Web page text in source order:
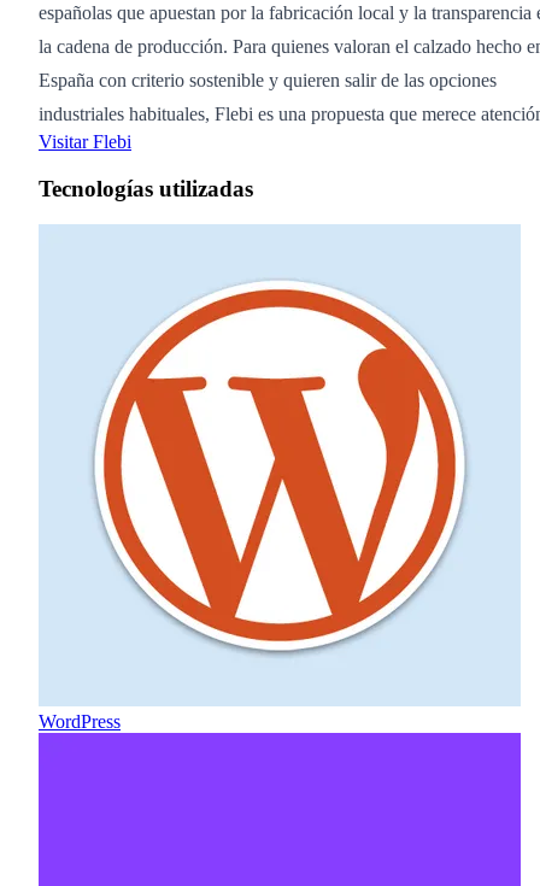
españolas que apuestan por la fabricación local y la transparencia
la cadena de producción. Para quienes valoran el calzado hecho
España con criterio sostenible y quieren salir de las opciones
industriales habituales, Flebi es una propuesta que merece
Visitar Flebi
Tecnologías utilizadas
WordPress